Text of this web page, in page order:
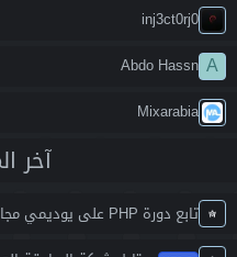
inj3ct0rj0
A
Abdo Hassn
Mixarabia
آخر
تابع دورة PHP على يوديمي مجانا مع المبرمج محمد عكور